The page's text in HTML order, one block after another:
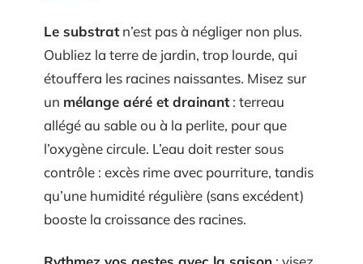
Le substratn’est pas à négliger non plus.
Oubliez la terre de jardin, trop lourde, qui
étouffera les racines naissantes. Misez sur
un mélange aéré et drainant: terreau
allégé au sable ou à la perlite, pour que
l’oxygène circule. L’eau doit rester sous
contrôle : excès rime avec pourriture, tandis
qu’une humidité régulière (sans excédent)
booste la croissance des racines.